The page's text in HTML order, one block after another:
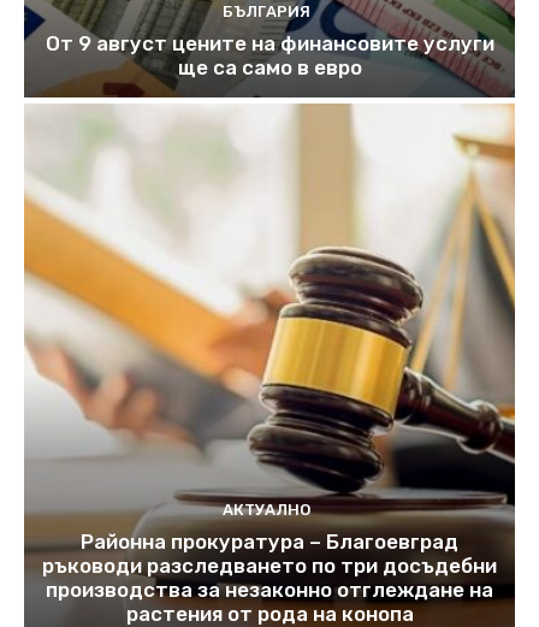
БЪЛГАРИЯ
От 9 август цените на финансовите услуги
ще са само в евро
АКТУАЛНО
Районна прокуратура – Благоевград
ръководи разследването по три досъдебни
производства за незаконно отглеждане на
растения от рода на конопа